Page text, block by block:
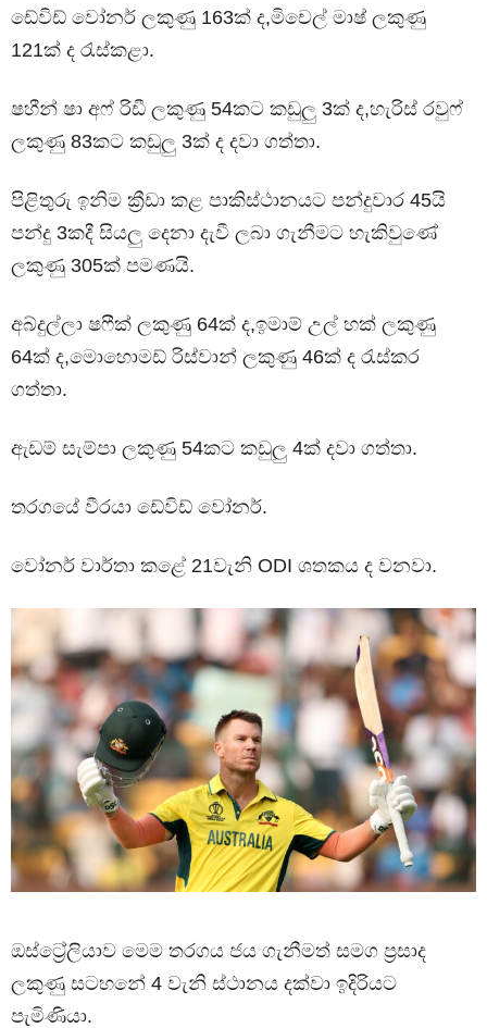
ඩේවිඩ් වෝනර් ලකුණු 163ක් ද,මිචෙල් මාෂ් ලකුණු
121ක් ද රැස්කළා.
ෂහීන් ෂා අෆ්‍ රිඩී ලකුණු 54කට කඩුලු 3ක් ද,හැරිස් රවුෆ්
ලකුණු 83කට කඩුලු 3ක් ද දවා ගත්තා.
පිළිතුරු ඉනිම ක්‍රීඩා කළ පාකිස්ථානයට පන්දුවාර 45යි
පන්දු 3කදී සියලු දෙනා දැවී ලබා ගැනීමට හැකිවුණේ
ලකුණු 305ක් පමණයි.
අබ්දුල්ලා ෂෆීක් ලකුණු 64ක් ද,ඉමාම් උල් හක් ලකුණු
64ක් ද,මොහොමඩ් රිස්වාන් ලකුණු 46ක් ද රැස්කර
ගත්තා.
ඇඩම් සැම්පා ලකුණු 54කට කඩුලු 4ක් දවා ගත්තා.
තරගයේ වීරයා ඩේවිඩ් වෝනර්.
වෝනර් වාර්තා කළේ 21වැනි ODI ශතකය ද වනවා.
ඔස්ට්‍රේලියාව මෙම තරගය ජය ගැනීමත් සමග ප්‍රසාද
ලකුණු සටහනේ 4 වැනි ස්ථානය දක්වා ඉදිරියට
පැමිණියා.